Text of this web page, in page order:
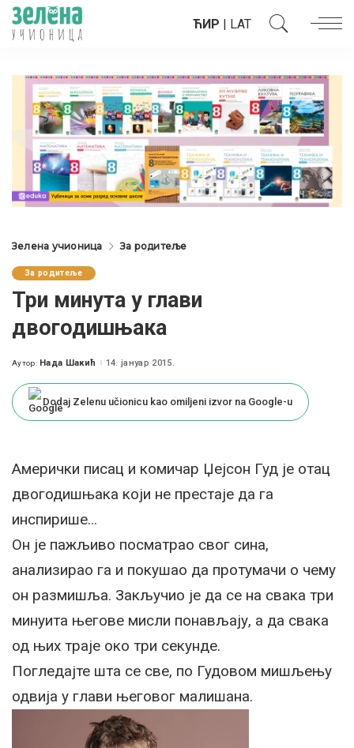
ЋИР | LAT
Зелена учионица За родитеље
За родитеље
Три минута у глави
двогодишњака
Posted
Аутор: Нада Шакић 14. јануар 2015.
Dodaj Zelenu učionicu kao omiljeni izvor na Google-u
Амерички писац и комичар Џејсон Гуд је отац
двогодишњака који не престаје да га
инспирише…
Он је пажљиво посматрао свог сина,
анализирао га и покушао да протумачи о чему
он размишља. Закључио је да се на свака три
минуита његове мисли понављају, а да свака
од њих траје око три секунде.
Погледајте шта се све, по Гудовом мишљењу
одвија у глави његовог малишана.